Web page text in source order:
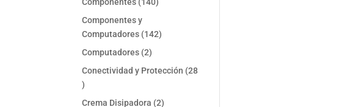
Componentes y
Computadores 142142
Computadores 22
productos
Conectividad y Protección 28
28
productos
Crema Disipadora 22